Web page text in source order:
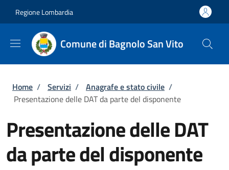
Regione Lombardia
Comune di Bagnolo San Vito
Briciole di pane
Home / Servizi / Anagrafe e stato civile /
Presentazione delle DAT da parte del disponente
Presentazione delle DAT
da parte del disponente